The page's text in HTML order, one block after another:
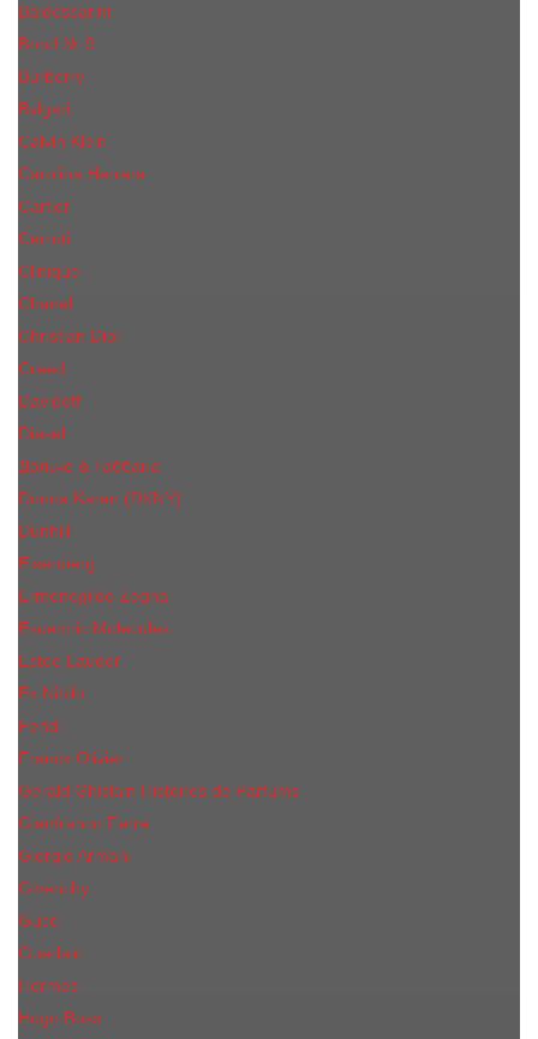
Baldessarini
Bond № 9
Burberry
Bvlgari
Calvin Klein
Carolina Herrera
Cartier
Cerruti
Сliniquе
Chanel
Christian Dior
Creed
Davidoff
Diesel
Дольче & Габбана
Donna Karan (DKNY)
Dunhill
Eisenberg
Ermenegildo Zegna
Escentric Molecules
Еsteе Lаudеr
Ex Nihilo
Fendi
Franck Olivier
Gerald Ghislain Histoires de Parfums
Gianfranco Ferre
Giorgio Armani
Givenchy
Gucci
Guerlain
Hermes
Hugo Boss